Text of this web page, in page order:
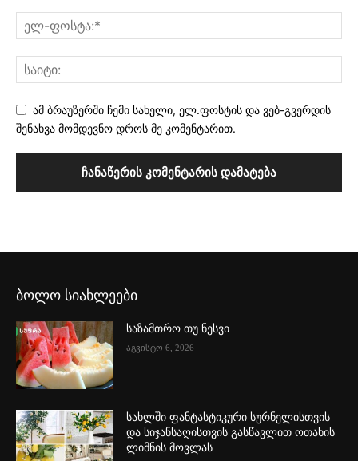
ამ ბრაუზერში ჩემი სახელი, ელ.ფოსტის და ვებ-გვერდის
შენახვა მომდევნო დროს მე კომენტარით.
ბოლო სიახლეები
საზამთრო თუ ნესვი
აგვისტო 6, 2026
სახლში ფანტასტიკური სურნელისთვის
და სიჯანსაღისთვის გასწავლით ოთახის
ლიმნის მოვლას